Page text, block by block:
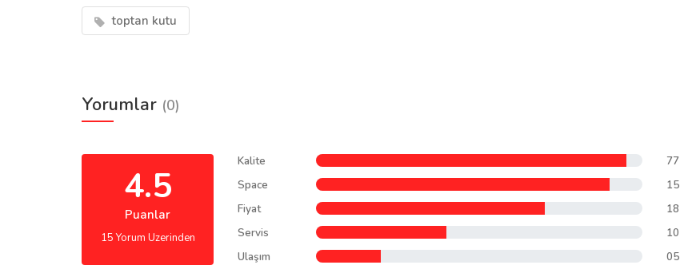
toptan kutu
Yorumlar (0)
4.5
Puanlar
15 Yorum Uzerinden
Kalite
77
Space
15
Fiyat
18
Servis
10
Ulaşım
05